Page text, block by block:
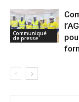
Communiqué
de presse